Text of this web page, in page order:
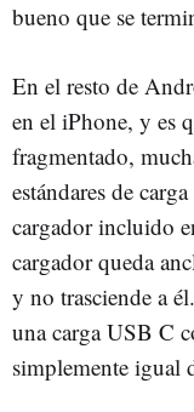
bueno que se
En el resto de
en el iPhone, y es
fragmentado,
estándares de
cargador incluido
cargador queda
y no trasciende a
una carga USB C
simplemente igual